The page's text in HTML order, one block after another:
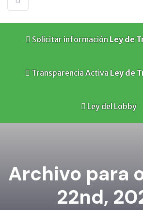
Solicitar informaciónLey de
Transparencia ActivaLey de
Ley del Lobby
Archivo para
22nd,